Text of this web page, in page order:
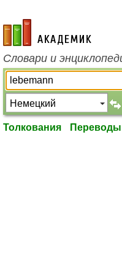
academic.ru
Словари и
Толкования Переводы